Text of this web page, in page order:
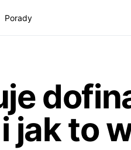
Porady
jak to